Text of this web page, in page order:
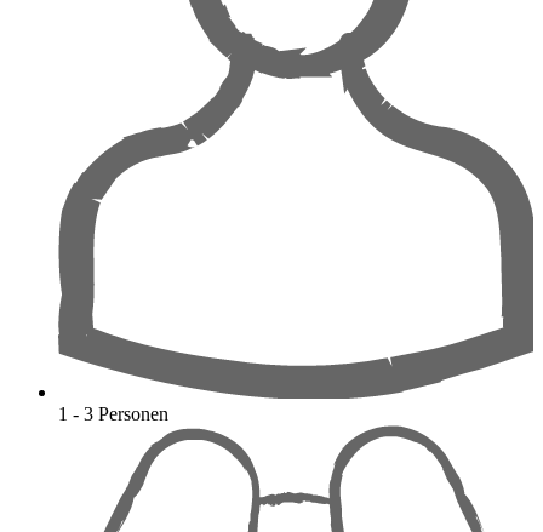
1 - 3 Personen